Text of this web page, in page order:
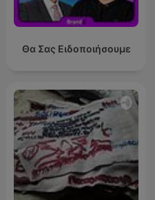
Θα Σας Ειδοποιήσουμε